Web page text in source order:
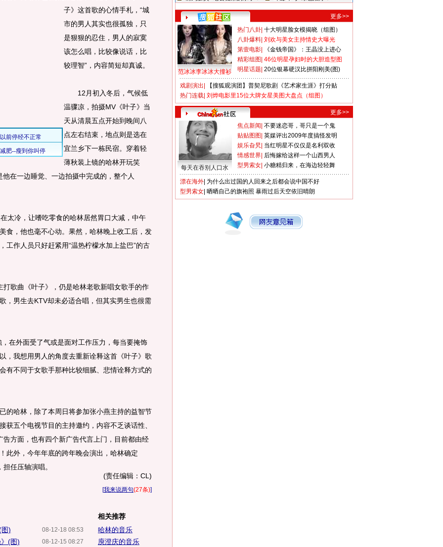
子》这首歌的心情手札，“城
市的男人其实也很孤独，只
是狠狠的忍住，男人的寂寞
该怎么唱，比较像说话，比
较理智”，内容简短却真诚。
12月初入冬后，气候低
温骤凉，拍摄MV《叶子》当
天从清晨五点开始到晚间八
点左右结束，地点则是选在
宜兰乡下一栋民宿。穿着轻
薄秋装上镜的哈林开玩笑
在一边睡觉、一边拍摄中完成的，整个人
冷，让嗜吃零食的哈林居然胃口大减，中午
食，他也毫不心动。果然，哈林晚上收工后，发
工作人员只好赶紧用“温热柠檬水加上盐巴”的古
曲《叶子》，仍是哈林老歌新唱女歌手的作
，男生去KTV却未必适合唱，但其实男生也很需
外面受了气或是面对工作压力，每当要掩饰
，我想用男人的角度去重新诠释这首《叶子》歌
有不同于女歌手那种比较细腻、悲情诠释方式的
哈林，除了本周日将参加张小燕主持的益智节
获五个电视节目的主持邀约，内容不乏谈话性、
方面，也有四个新广告代言上门，目前都由经
此外，今年年底的跨年晚会演出，哈林确定
任压轴演唱。
(责任编辑：CL)
[我来说两句(27条)]
08-12-18 08:53
)
08-12-15 08:27
(图)
相关推荐
哈林的音乐
庾澄庆的音乐
更多>>
范冰冰李冰冰大撞衫
热门八卦 十大明星脸女模揭晓（组图）
八卦爆料 刘欢与美女主持情史大曝光
第壹电影
《金钱帝国》：王晶没上进心
精彩组图 46位明星孕妇时的大胆造型图
明星话题 20位银幕硬汉比拼阳刚美(图)
戏剧演出
【搜狐观演团】普契尼歌剧《艺术家生涯》打分贴
热门连载 刘烨电影里15位大牌女星美图大盘点（组图）
更多>>
每天在吞别人口水
焦点新闻 不要迷恋哥，哥只是一个鬼
贴贴图图 英媒评出2009年度搞怪发明
娱乐旮旯 当红明星不仅仅是名利双收
情感世界 后悔嫁给这样一个山西男人
型男索女 小糖精归来，在海边轻轻舞
漂在海外 为什么出过国的人回来之后都会说中国不好
型男索女 晒晒自己的旗袍照 暴雨过后天空依旧晴朗